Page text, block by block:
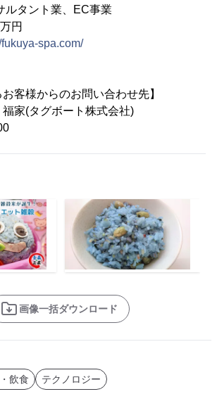
ト業、EC事業
円
fukuya-spa.com/
お客様からのお問い合わせ先】
家(タグボート株式会社)
画像一括ダウンロード
飲食 テクノロジー